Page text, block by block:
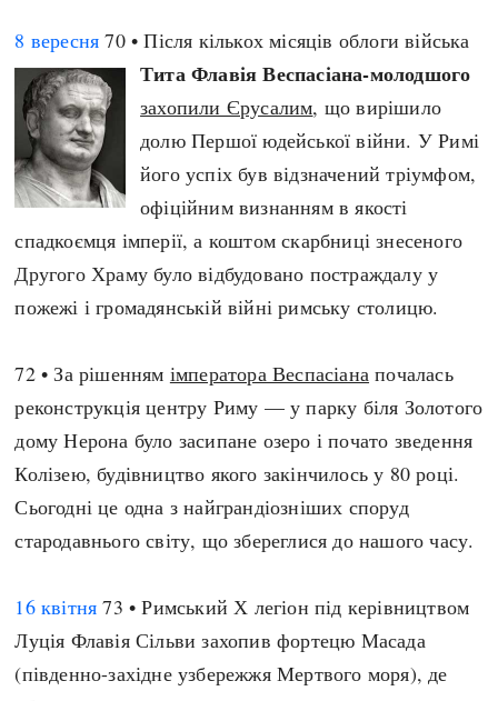
8 вересня 70 • Після кількох місяців облоги війська
Тита Флавія Веспасіана-молодшого
захопили Єрусалим, що вирішило
долю Першої юдейської війни. У Римі
його успіх був відзначений тріумфом,
офіційним визнанням в якості
спадкоємця імперії, а коштом скарбниці знесеного
Другого Храму було відбудовано постраждалу у
пожежі і громадянській війні римську столицю.
72 • За рішенням імператора Веспасіана почалась
реконструкція центру Риму — у парку біля Золотого
дому Нерона було засипане озеро і почато зведення
Колізею, будівництво якого закінчилось у 80 році.
Сьогодні це одна з найграндіозніших споруд
стародавнього світу, що збереглися до нашого часу.
16 квітня 73 • Римський Х легіон під керівництвом
Луція Флавія Сільви захопив фортецю Масада
(південно-західне узбережжя Мертвого моря), де